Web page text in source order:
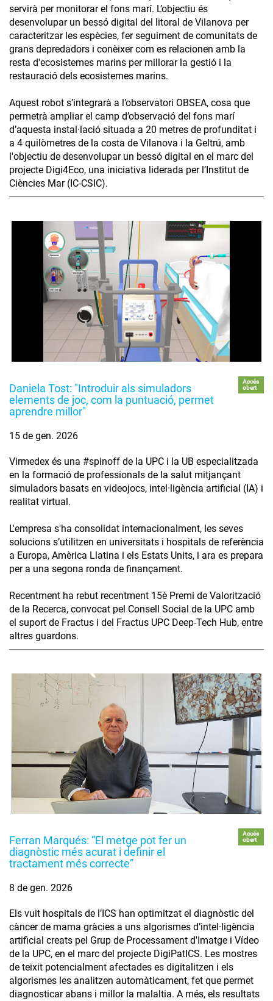
servirà per monitorar el fons marí. L’objectiu és
desenvolupar un bessó digital del litoral de Vilanova per
caracteritzar les espècies, fer seguiment de comunitats de
grans depredadors i conèixer com es relacionen amb la
resta d'ecosistemes marins per millorar la gestió i la
restauració dels ecosistemes marins.
Aquest robot s’integrarà a l’observatori OBSEA, cosa que
permetrà ampliar el camp d’observació del fons marí
d’aquesta instal·lació situada a 20 metres de profunditat i
a 4 quilòmetres de la costa de Vilanova i la Geltrú, amb
l'objectiu de desenvolupar un bessó digital en el marc del
projecte Digi4Eco, una iniciativa liderada per l’Institut de
Ciències Mar (IC-CSIC).
Daniela Tost: "Introduir als simuladors
elements de joc, com la puntuació, permet
aprendre millor"
Accés
obert
15 de gen. 2026
Virmedex és una #spinoff de la UPC i la UB especialitzada
en la formació de professionals de la salut mitjançant
simuladors basats en videojocs, intel·ligència artificial (IA) i
realitat virtual.
L'empresa s'ha consolidat internacionalment, les seves
solucions s’utilitzen en universitats i hospitals de referència
a Europa, Amèrica Llatina i els Estats Units, i ara es prepara
per a una segona ronda de finançament.
Recentment ha rebut recentment 15è Premi de Valorització
de la Recerca, convocat pel Consell Social de la UPC amb
el suport de Fractus i del Fractus UPC Deep-Tech Hub, entre
altres guardons.
Ferran Marqués: “El metge pot fer un
diagnòstic més acurat i definir el
tractament més correcte”
Accés
obert
8 de gen. 2026
Els vuit hospitals de l’ICS han optimitzat el diagnòstic del
càncer de mama gràcies a uns algorismes d’intel·ligència
artificial creats pel Grup de Processament d'Imatge i Vídeo
de la UPC, en el marc del projecte DigiPatICS. Les mostres
de teixit potencialment afectades es digitalitzen i els
algorismes les analitzen automàticament, fet que permet
diagnosticar abans i millor la malaltia. A més, els resultats